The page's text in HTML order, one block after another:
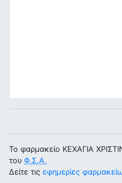
Το φαρμακείο ΚΕΧΑΓΙΑ
του Φ.Σ.Α.
Δείτε τις εφημερίες